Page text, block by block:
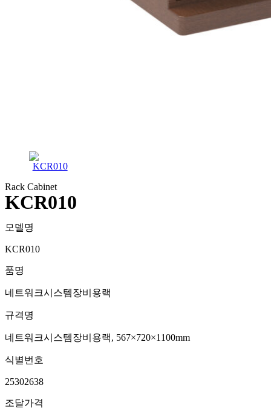
Rack Cabinet
KCR010
모델명
KCR010
품명
네트워크시스템장비용랙
규격명
네트워크시스템장비용랙, 567×720×1100mm
식별번호
25302638
조달가격